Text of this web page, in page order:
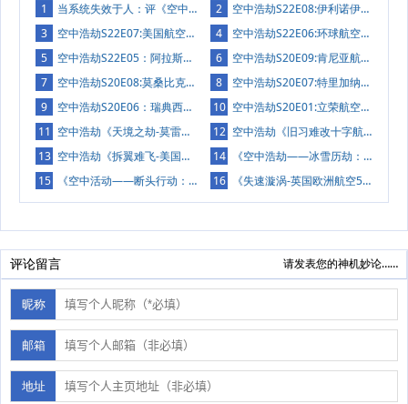
1 当系统失效于人：评《空中浩劫》S22E09 美鹰航空3379号班机 2
空中浩劫S22E08:伊利诺伊航空710号班机
3
空中浩劫S22E07:美国航空1572号班机 4
空中浩劫S22E06:环球航空841号班机
5
空中浩劫S22E05：阿拉斯加航空261号班机 6
空中浩劫S20E09:肯尼亚航空507号班机
7
空中浩劫S20E08:莫桑比克航空470号班机 8
空中浩劫S20E07:特里加纳航空267号班机
9
空中浩劫S20E06：瑞典西方航空294号班机 10 空中浩劫S20E01:立荣航空873号班机
11 空中浩劫《天境之劫-莫雷阿航空1121号班机空难》 12 空中浩劫《旧习难改十字航空498号班机空难》观看小结
13 空中浩劫《拆翼难飞-美国航空587号班机》观看小结 14
《空中浩劫——冰雪历劫：佛罗里达航空90号班机》观看小结
15
《空中活动——断头行动：圣盖博山空难》观看小结 16 《失速漩涡-英国欧洲航空548号班机》观看小结
评论留言 请发表您的神机妙论……
昵称
邮箱
地址